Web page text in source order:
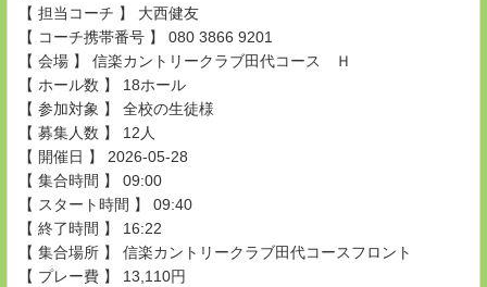
【 担当コーチ 】 大西健友
【 コーチ携帯番号 】 080 3866 9201
【 会場 】 信楽カントリークラブ田代コース Ｈ
【 ホール数 】 18ホール
【 参加対象 】 全校の生徒様
【 募集人数 】 12人
【 開催日 】 2026-05-28
【 集合時間 】 09:00
【 スタート時間 】 09:40
【 終了時間 】 16:22
【 集合場所 】 信楽カントリークラブ田代コースフロント
【 プレー費 】 13,110円